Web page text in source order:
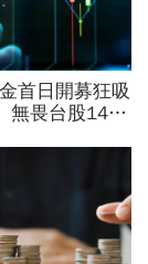
首日開募狂吸
畏台股14個